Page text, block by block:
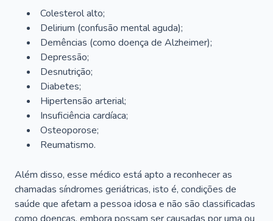
Colesterol alto;
Delirium (confusão mental aguda);
Demências (como doença de Alzheimer);
Depressão;
Desnutrição;
Diabetes;
Hipertensão arterial;
Insuficiência cardíaca;
Osteoporose;
Reumatismo.
Além disso, esse médico está apto a reconhecer as
chamadas síndromes geriátricas, isto é, condições de
saúde que afetam a pessoa idosa e não são classificadas